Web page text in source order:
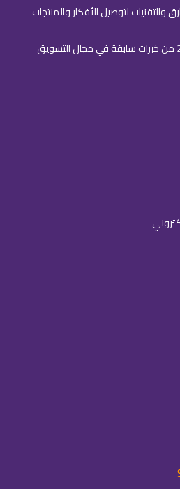
والتقنيات لتوصيل الأفكار والمنتجات
تأسست الشركة في سنة 2017 من خبرات سابقة في مجال التسويق